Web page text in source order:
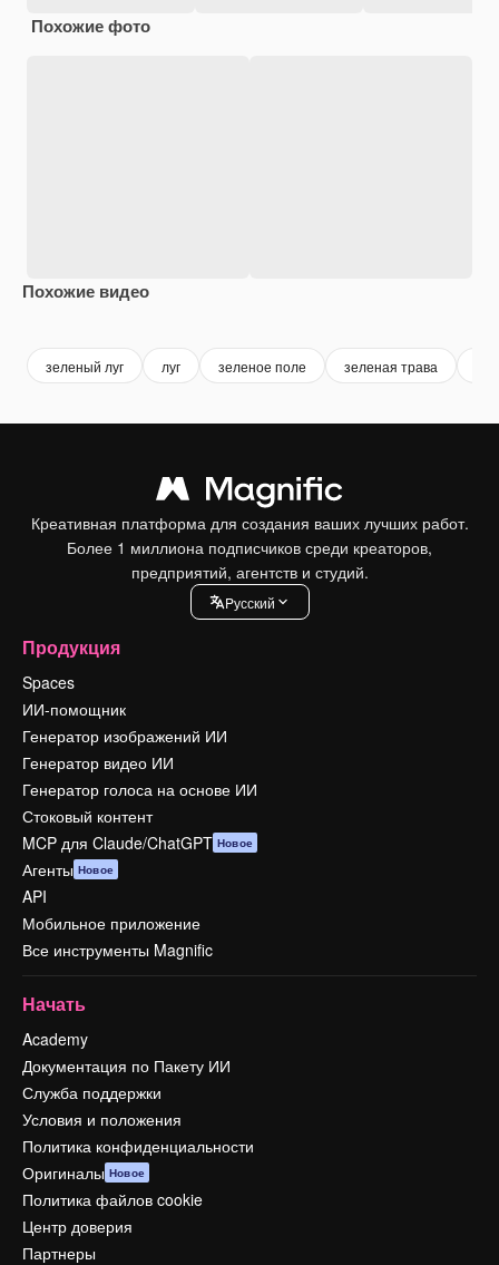
Похожие фото
Похожие видео
зеленый луг луг зеленое поле зеленая трава
Креативная платформа для создания ваших лучших работ.
Более 1 миллиона подписчиков среди креаторов,
предприятий, агентств и студий.
Pусский
Продукция
Spaces
ИИ-помощник
Генератор изображений ИИ
Генератор видео ИИ
Генератор голоса на основе ИИ
Стоковый контент
MCP для Claude/ChatGPT Новое
Агенты Новое
API
Мобильное приложение
Все инструменты Magnific
Начать
Academy
Документация по Пакету ИИ
Служба поддержки
Условия и положения
Политика конфиденциальности
Оригиналы Новое
Политика файлов cookie
Центр доверия
Партнеры